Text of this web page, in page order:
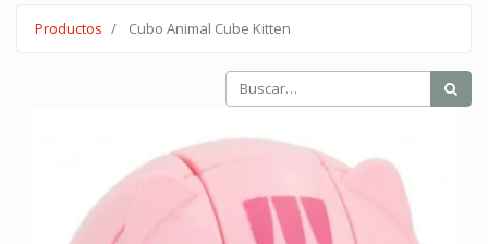
Productos Cubo Animal Cube Kitten